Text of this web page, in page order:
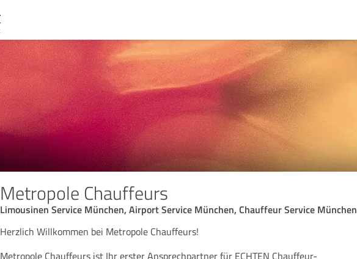
Metropole Chauffeurs
Limousinen Service München, Airport Service München, Chauffeur Service München
Herzlich Willkommen bei Metropole Chauffeurs!
Metropole Chauffeurs ist Ihr erster Ansprechpartner für ECHTEN Chauffeur-